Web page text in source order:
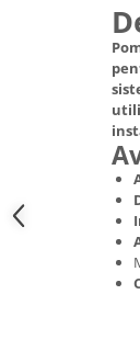
Pistoale de
Pistoale de
Prelungitoare
Polizoare
Rindele si freze
Redresoare
Hote
Hote
Hote Cupolare
Accesorii,
Masini de tocat
Masini de
Masini de
Masini de